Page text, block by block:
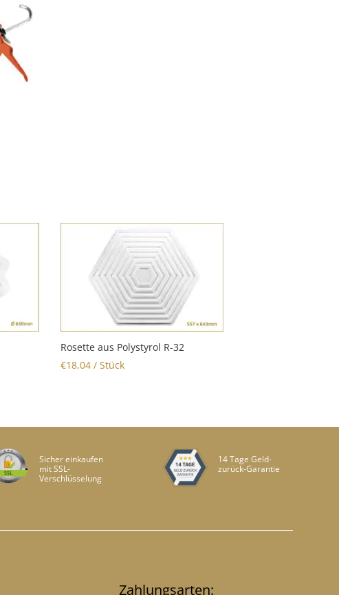
Rosette aus Polystyrol R-32
€18,04 / Stück
Sicher einkaufen
mit SSL-
Verschlüsselung
14 Tage Geld-
zurück-Garantie
Zahlungsarten: